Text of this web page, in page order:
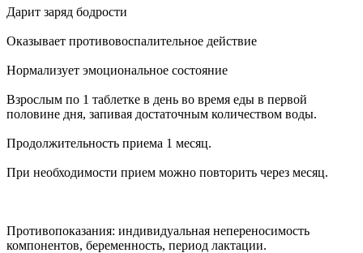
Дарит заряд бодрости
Оказывает противовоспалительное действие
Нормализует эмоциональное состояние
Взрослым по 1 таблетке в день во время еды в первой
половине дня, запивая достаточным количеством воды.
Продолжительность приема 1 месяц.
При необходимости прием можно повторить через месяц.
Противопоказания: индивидуальная непереносимость
компонентов, беременность, период лактации.